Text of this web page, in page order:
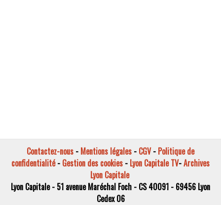
Contactez-nous - Mentions légales - CGV- Politique de
confidentialité- Gestion des cookies - Lyon Capitale TV-Archives
Lyon Capitale
Lyon Capitale - 51 avenue Maréchal Foch - CS 40091 - 69456 Lyon
Cedex 06